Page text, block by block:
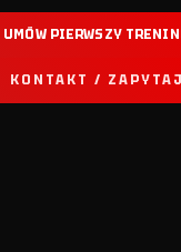
UMÓW PIERWSZY
KONTAKT / ZAPYTAJ